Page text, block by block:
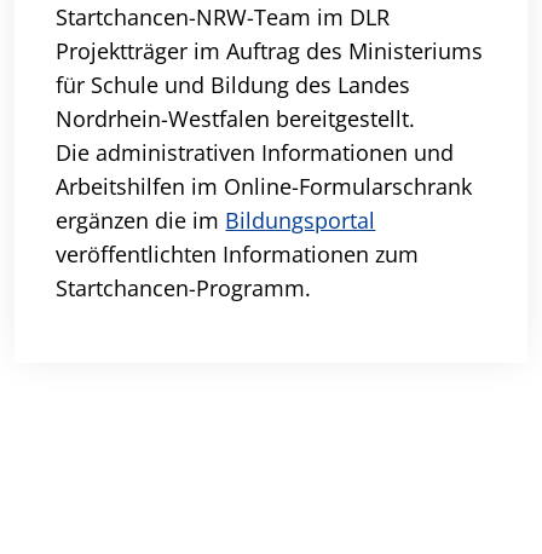
Startchancen-NRW-Team im DLR
Projektträger im Auftrag des Ministeriums
für Schule und Bildung des Landes
Nordrhein-Westfalen bereitgestellt.
Die administrativen Informationen und
Arbeitshilfen im Online-Formularschrank
ergänzen die im Bildungsportal
veröffentlichten Informationen zum
Startchancen-Programm.